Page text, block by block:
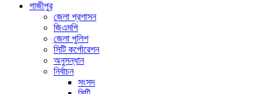
গাজীপুর
জেলা প্রশাসন
জিএমপি
জেলা পুলিশ
সিটি কর্পোরেশন
অনুসন্ধান
নির্বাচন
সংসদ